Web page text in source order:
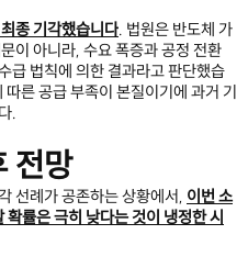
종 기각했습니다. 법원은 반도체 가
이 아니라, 수요 폭증과 공정 전환
급 법칙에 의한 결과라고 판단했습
른 공급 부족이 본질이기에 과거 기
.
전망
선례가 공존하는 상황에서, 이번 소
률은 극히 낮다는 것이 냉정한 시